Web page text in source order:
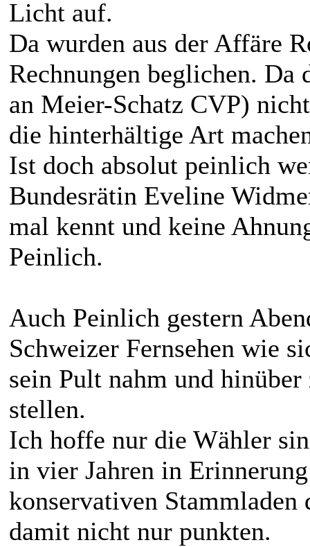
Licht auf.
Da wurden aus der Affäre
Rechnungen beglichen. Da
an Meier-Schatz CVP)
die hinterhältige Art
Ist doch absolut peinlich
Bundesrätin Eveline
mal kennt und keine
Peinlich.
Auch Peinlich gestern
Schweizer Fernsehen wie
sein Pult nahm und
stellen.
Ich hoffe nur die Wähler
in vier Jahren in
konservativen
damit nicht nur punkten.